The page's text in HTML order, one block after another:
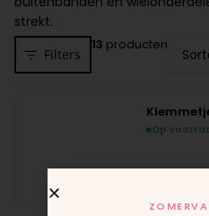
strekt.
Filters
13 producten
Op